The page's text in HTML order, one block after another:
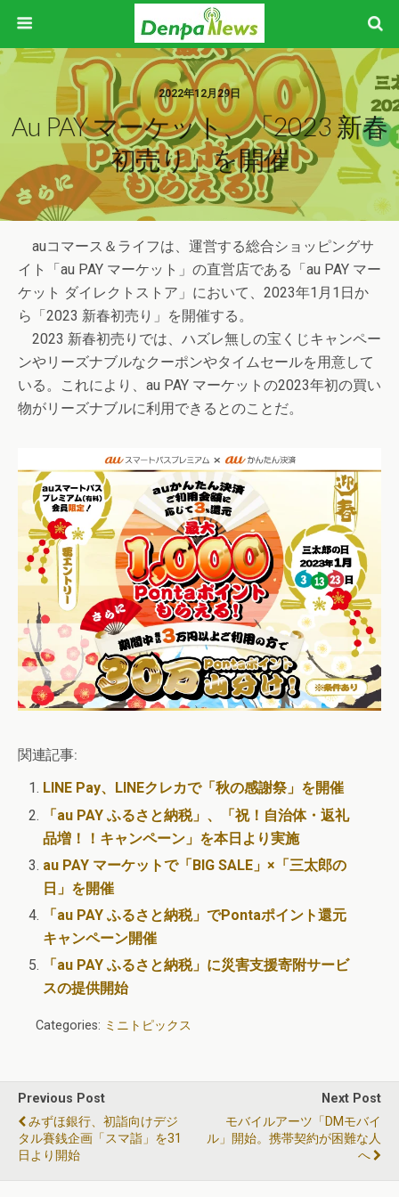
2022年12月29日
Au PAY マーケット、「2023 新春
初売り」を開催
auコマース＆ライフは、運営する総合ショッピングサ
イト「au PAY マーケット」の直営店である「au PAY マー
ケット ダイレクトストア」において、2023年1月1日か
ら「2023 新春初売り」を開催する。
2023 新春初売りでは、ハズレ無しの宝くじキャンペー
ンやリーズナブルなクーポンやタイムセールを用意して
いる。これにより、au PAY マーケットの2023年初の買い
物がリーズナブルに利用できるとのことだ。
関連記事:
LINE Pay、LINEクレカで「秋の感謝祭」を開催
「au PAY ふるさと納税」、「祝！自治体・返礼
品増！！キャンペーン」を本日より実施
au PAY マーケットで「BIG SALE」×「三太郎の
日」を開催
「au PAY ふるさと納税」でPontaポイント還元
キャンペーン開催
「au PAY ふるさと納税」に災害支援寄附サービ
スの提供開始
Categories: ミニトピックス
Previous Post
みずほ銀行、初詣向けデジ
タル賽銭企画「スマ詣」を31
日より開始
Next Post
モバイルアーツ「DMモバイ
ル」開始。携帯契約が困難な人
へ